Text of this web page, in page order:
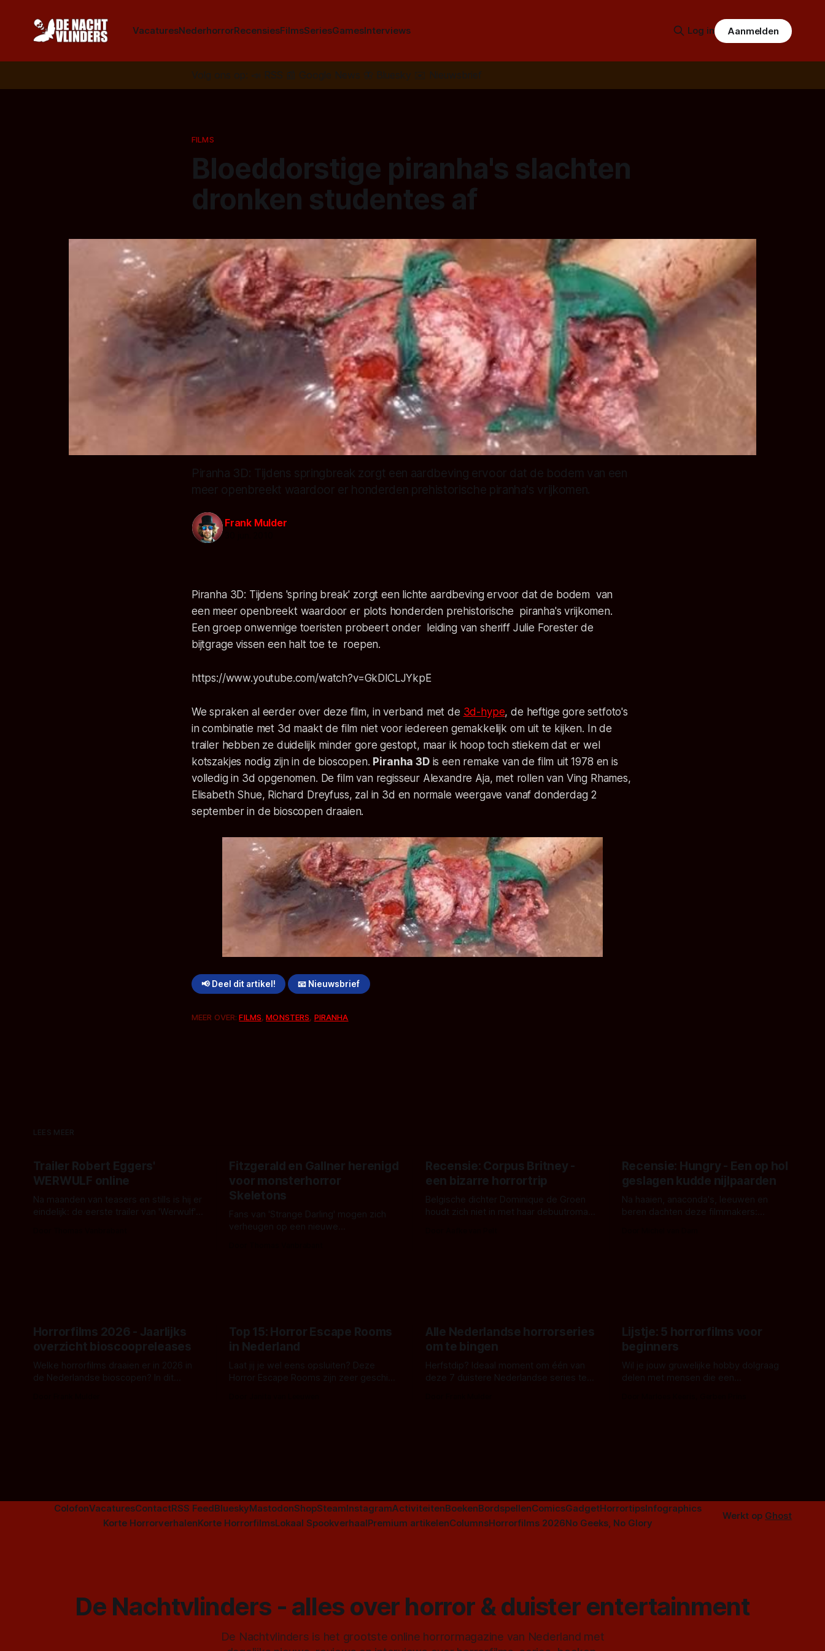
VacaturesNederhorrorRecensiesFilmsSeriesGamesInterviews Log in Aanmelden
Volg ons op: 📣 RSS 📰 Google News 🦋 Bluesky ✉️ Nieuwsbrief
FILMS
Bloeddorstige piranha's slachten
dronken studentes af
Piranha 3D: Tijdens springbreak zorgt een aardbeving ervoor dat de bodem van een
meer openbreekt waardoor er honderden prehistorische piranha's vrijkomen.
Frank Mulder
Piranha 3D: Tijdens 'spring break' zorgt een lichte aardbeving ervoor dat de bodem van
een meer openbreekt waardoor er plots honderden prehistorische piranha's vrijkomen.
Een groep onwennige toeristen probeert onder leiding van sheriff Julie Forester de
bijtgrage vissen een halt toe te roepen.
https://www.youtube.com/watch?v=GkDlCLJYkpE
We spraken al eerder over deze film, in verband met de 3d-hype, de heftige gore setfoto's
in combinatie met 3d maakt de film niet voor iedereen gemakkelijk om uit te kijken. In de
trailer hebben ze duidelijk minder gore gestopt, maar ik hoop toch stiekem dat er wel
kotszakjes nodig zijn in de bioscopen. Piranha 3Dis een remake van de film uit 1978 en is
volledig in 3d opgenomen. De film van regisseur Alexandre Aja, met rollen van Ving Rhames,
Elisabeth Shue, Richard Dreyfuss, zal in 3d en normale weergave vanaf donderdag 2
september in de bioscopen draaien.
📢 Deel dit artikel! 📧 Nieuwsbrief
MEER OVER:FILMS,MONSTERS, PIRANHA
LEES MEER
Trailer Robert Eggers'
WERWULF online
Na maanden van teasers en stills is hij er
eindelijk: de eerste trailer van 'Werwulf'.
Fitzgerald en Gallner herenigd
voor monsterhorror
Skeletons
Fans van 'Strange Darling' mogen zich
verheugen op een nieuwe
Recensie: Corpus Britney -
een bizarre horrortrip
Belgische dichter Dominique de Groen
houdt zich niet in met haar debuutroman.
Recensie: Hungry - Een op hol
geslagen kudde nijlpaarden
Na haaien, anaconda's, leeuwen en
beren dachten deze filmmakers:
Horrorfilms 2026 - Jaarlijks
overzicht bioscoopreleases
Welke horrorfilms draaien er in 2026 in
de Nederlandse bioscopen? In dit
Top 15: Horror Escape Rooms
in Nederland
Laat jij je wel eens opsluiten? Deze
Horror Escape Rooms zijn zeer geschikt
Alle Nederlandse horrorseries
om te bingen
Herfstdip? Ideaal moment om één van
deze 7 duistere Nederlandse series te
Lijstje: 5 horrorfilms voor
beginners
Wil je jouw gruwelijke hobby dolgraag
delen met mensen die een
ColofonVacaturesContactRSS FeedBlueskyMastodonShopSteamInstagramActiviteitenBoekenBordspellenComicsGadgetHorrortipsInfographics
Korte HorrorverhalenKorte HorrorfilmsLokaal SpookverhaalPremium artikelenColumnsHorrorfilms 2026No Geeks, No Glory
Werkt op Ghost
De Nachtvlinders - alles over horror & duister entertainment
De Nachtvlinders is het grootste online horrormagazine van Nederland met